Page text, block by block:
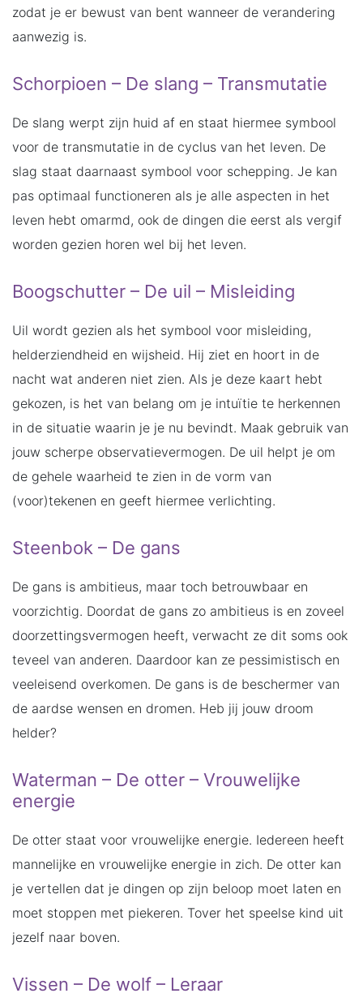
zodat je er bewust van bent wanneer de verandering
aanwezig is.
Schorpioen – De slang – Transmutatie
De slang werpt zijn huid af en staat hiermee symbool
voor de transmutatie in de cyclus van het leven. De
slag staat daarnaast symbool voor schepping. Je kan
pas optimaal functioneren als je alle aspecten in het
leven hebt omarmd, ook de dingen die eerst als vergif
worden gezien horen wel bij het leven.
Boogschutter – De uil – Misleiding
Uil wordt gezien als het symbool voor misleiding,
helderziendheid en wijsheid. Hij ziet en hoort in de
nacht wat anderen niet zien. Als je deze kaart hebt
gekozen, is het van belang om je intuïtie te herkennen
in de situatie waarin je je nu bevindt. Maak gebruik van
jouw scherpe observatievermogen. De uil helpt je om
de gehele waarheid te zien in de vorm van
(voor)tekenen en geeft hiermee verlichting.
Steenbok – De gans
De gans is ambitieus, maar toch betrouwbaar en
voorzichtig. Doordat de gans zo ambitieus is en zoveel
doorzettingsvermogen heeft, verwacht ze dit soms ook
teveel van anderen. Daardoor kan ze pessimistisch en
veeleisend overkomen. De gans is de beschermer van
de aardse wensen en dromen. Heb jij jouw droom
helder?
Waterman – De otter – Vrouwelijke
energie
De otter staat voor vrouwelijke energie. Iedereen heeft
mannelijke en vrouwelijke energie in zich. De otter kan
je vertellen dat je dingen op zijn beloop moet laten en
moet stoppen met piekeren. Tover het speelse kind uit
jezelf naar boven.
Vissen – De wolf – Leraar